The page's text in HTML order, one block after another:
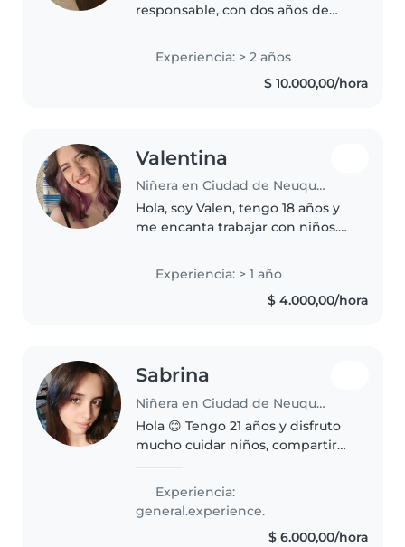
responsable, con dos años de
la primaria. Diestro/a en juegos,
música y manualidades, y hablo
Experiencia: > 2 años
$ 10.000,00/hora
Valentina
Niñera en Ciudad de Neuquén
Hola, soy Valen, tengo 18 años y
me encanta trabajar con niños.
mis dos sobrinas (de 4 y 6 años),
con quienes realizamos
actividades como artes
Experiencia: > 1 año
$ 4.000,00/hora
Sabrina
Niñera en Ciudad de Neuquén
Hola 😊 Tengo 21 años y disfruto
mucho cuidar niños, compartir
con paciencia y cariño. Me
considero una persona
responsable, atenta y amorosa.
Experiencia:
general.experience.
$ 6.000,00/hora